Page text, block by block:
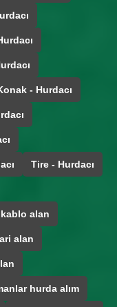
- Hurdacı
Tire - Hurdacı
alan
alan
hurda alım